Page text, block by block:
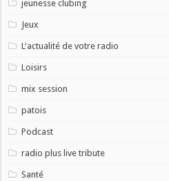
jeunesse clubing
Jeux
L'actualité de votre radio
Loisirs
mix session
patois
Podcast
radio plus live tribute
Santé